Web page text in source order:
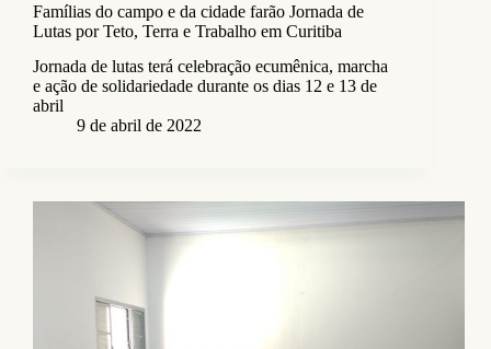
Famílias do campo e da cidade farão Jornada de
Lutas por Teto, Terra e Trabalho em Curitiba
Jornada de lutas terá celebração ecumênica, marcha
e ação de solidariedade durante os dias 12 e 13 de
abril
9 de abril de 2022